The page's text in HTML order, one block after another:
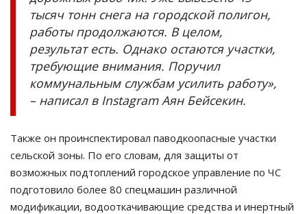
тысяч тонн снега на городской полигон,
работы продолжаются. В целом,
результат есть. Однако остаются участки,
требующие внимания. Поручил
коммунальным службам усилить работу»,
– написал в Instagram Аян Бейсекин.
Также он проинспектировал паводкоопасные участки
сельской зоны. По его словам, для защиты от
возможных подтоплений городское управление по ЧС
подготовило более 80 спецмашин различной
модификации, водооткачивающие средства и инертный